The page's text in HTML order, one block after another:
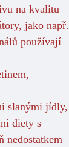
na kvalitu
jako např.
používají
slanými jídly,
diety s
nedostatkem